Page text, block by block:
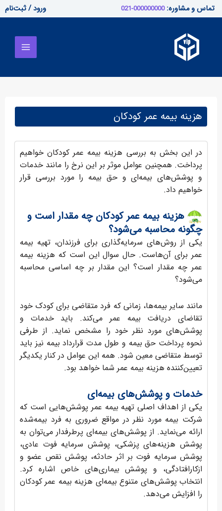
پرش
به
تماس و مشاوره:000000000-021 ورود / ثبت‌نام
Menu
هزینه بیمه عمر کودکان
در این بخش به بررسی هزینه بیمه عمر کودکان خواهیم
پرداخت. همچنین عوامل موثر بر این نرخ را مانند خدمات
و پوشش‌های بیمه‌ای و حق بیمه را مورد بررسی قرار
خواهیم داد.
هزینه بیمه عمر کودکان چه مقدار است و
چگونه محاسبه می‌شود؟
یکی از روش‌های سرمایه‌گذاری برای فرزندان، تهیه بیمه
عمر برای آن‌هاست. حال سوال این است که هزینه بیمه
عمر چه مقدار است؟ این مقدار بر چه اساسی محاسبه
می‌شود؟
مانند سایر بیمه‌‌ها، زمانی که فرد متقاضی برای کودک خود
تقاضای دریافت بیمه عمر می‌کند. باید خدمات و
پوشش‌های مورد نظر خود را مشخص نماید. از طرفی
نحوه پرداخت حق بیمه و طول مدت قرارداد بیمه نیز باید
توسط متقاضی معین شود. همه این عوامل در کنار یکدیگر
تعیین‌کننده هزینه بیمه عمر شما خواهد بود.
خدمات و پوشش‌های بیمه‌ای
یکی از اهداف اصلی تهیه بیمه عمر پوشش‌هایی است که
شرکت بیمه مورد نظر در مواقع ضروری به فرد بیمه‌شده
ارائه می‌نماید. از پوشش‌های بیمه‌ای پرطرفدار می‌توان به
پوشش هزینه‌های پزشکی، پوشش سرمایه فوت عادی،
پوشش سرمایه فوت بر اثر حادثه، پوشش نقص عضو و
ازکارافتادگی، و پوشش بیماری‌های خاص اشاره کرد.
انتخاب پوشش‌های متنوع بیمه‌ای هزینه بیمه عمر کودکان
را افزایش می‌دهد.